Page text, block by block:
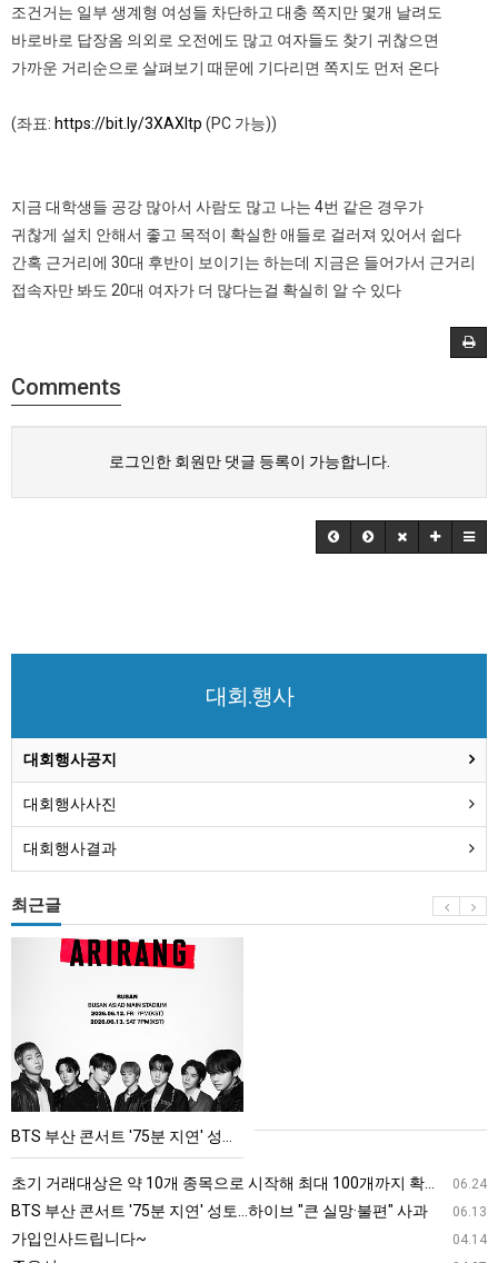
조건거는 일부 생계형 여성들 차단하고 대충 쪽지만 몇개 날려도
바로바로 답장옴 의외로 오전에도 많고 여자들도 찾기 귀찮으면
가까운 거리순으로 살펴보기 때문에 기다리면 쪽지도 먼저 온다
(좌표: https://bit.ly/3XAXItp (PC 가능))
지금 대학생들 공강 많아서 사람도 많고 나는 4번 같은 경우가
귀찮게 설치 안해서 좋고 목적이 확실한 애들로 걸러져 있어서 쉽다
간혹 근거리에 30대 후반이 보이기는 하는데 지금은 들어가서 근거리
접속자만 봐도 20대 여자가 더 많다는걸 확실히 알 수 있다
Comments
로그인한 회원만 댓글 등록이 가능합니다.
대회.행사
대회행사공지
대회행사사진
대회행사결과
최근글
서
트
'75
분
BTS 부산 콘서트 '75분 지연' 성토…하이브 "큰 실망·불편" 사과
06.24
초기 거래대상은 약 10개 종목으로 시작해 최대 100개까지 확대할 방침이다. 구체적인 거래 대상 ETF는 아직 확정되지 않았지만, 시장 대표성이나 거래량을 고려해 선정할 계획이다.
06.13
BTS 부산 콘서트 '75분 지연' 성토…하이브 "큰 실망·불편" 사과
04.14
가입인사드립니다~